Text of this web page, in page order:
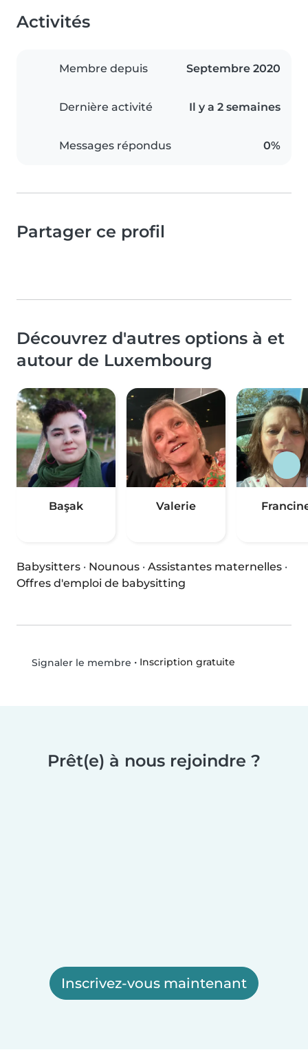
Activités
Membre depuis Septembre 2020
Dernière activité Il y a 2 semaines
Messages répondus 0%
Partager ce profil
Découvrez d'autres options à et
autour de Luxembourg
Başak Valerie
Babysitters · Nounous · Assistantes maternelles ·
Offres d'emploi de babysitting
Signaler le membre • Inscription gratuite
Prêt(e) à nous rejoindre ?
Inscrivez-vous maintenant